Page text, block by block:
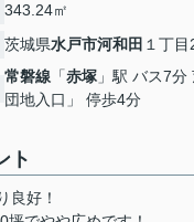
343.24㎡
茨城県水戸市河和田 １丁
常磐線 「赤塚 」駅 バス7分
団地入口」 停歩4分
ト
良好！